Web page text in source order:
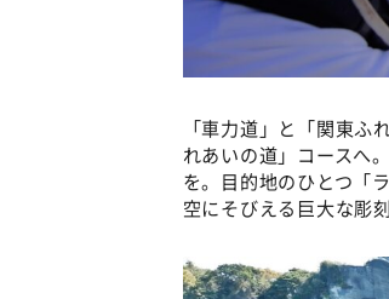
「車力道」と「関東
れあいの道」コースへ
を。目的地のひとつ「
空にそびえる巨大な彫